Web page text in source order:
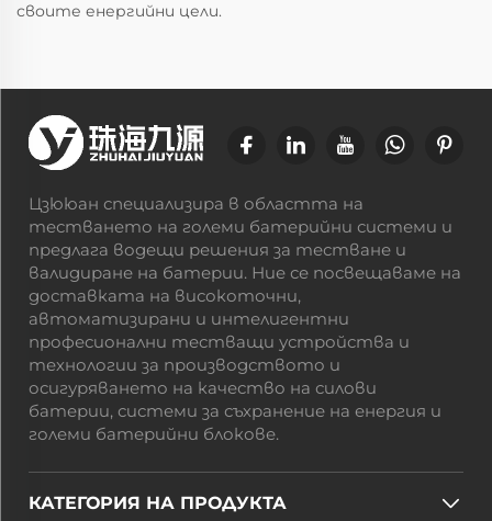
своите енергийни цели.
Цзююан специализира в областта на
тестването на големи батерийни системи и
предлага водещи решения за тестване и
валидиране на батерии. Ние се посвещаваме на
доставката на високоточни,
автоматизирани и интелигентни
професионални тестващи устройства и
технологии за производството и
осигуряването на качество на силови
батерии, системи за съхранение на енергия и
големи батерийни блокове.
КАТЕГОРИЯ НА ПРОДУКТА